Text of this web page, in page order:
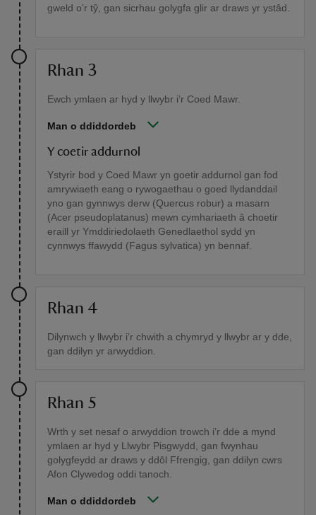
gweld o’r tŷ, gan sicrhau golygfa glir ar draws yr ystâd.
Rhan 3
Ewch ymlaen ar hyd y llwybr i’r Coed Mawr.
Man o ddiddordeb
Y coetir addurnol
Ystyrir bod y Coed Mawr yn goetir addurnol gan fod
amrywiaeth eang o rywogaethau o goed llydanddail
yno gan gynnwys derw (Quercus robur) a masarn
(Acer pseudoplatanus) mewn cymhariaeth â choetir
eraill yr Ymddiriedolaeth Genedlaethol sydd yn
cynnwys ffawydd (Fagus sylvatica) yn bennaf.
Rhan 4
Dilynwch y llwybr i’r chwith a chymryd y llwybr ar y dde,
gan ddilyn yr arwyddion.
Rhan 5
Wrth y set nesaf o arwyddion trowch i’r dde a mynd
ymlaen ar hyd y Llwybr Pisgwydd, gan fwynhau
golygfeydd ar draws y ddôl Ffrengig, gan ddilyn cwrs
Afon Clywedog oddi tanoch.
Man o ddiddordeb